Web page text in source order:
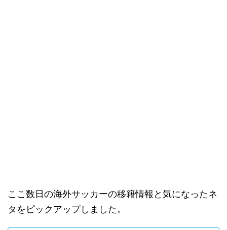
ここ数日の海外サッカーの移籍情報と気になったネ
タをピックアップしました。